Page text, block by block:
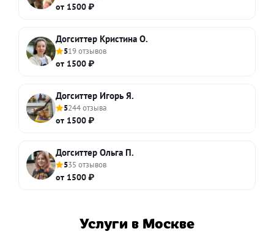
от 1500 ₽
Догситтер Кристина О.
519 отзывов
от 1500 ₽
Догситтер Игорь Я.
5244 отзыва
от 1500 ₽
Догситтер Ольга П.
535 отзывов
от 1500 ₽
Услуги в Москве